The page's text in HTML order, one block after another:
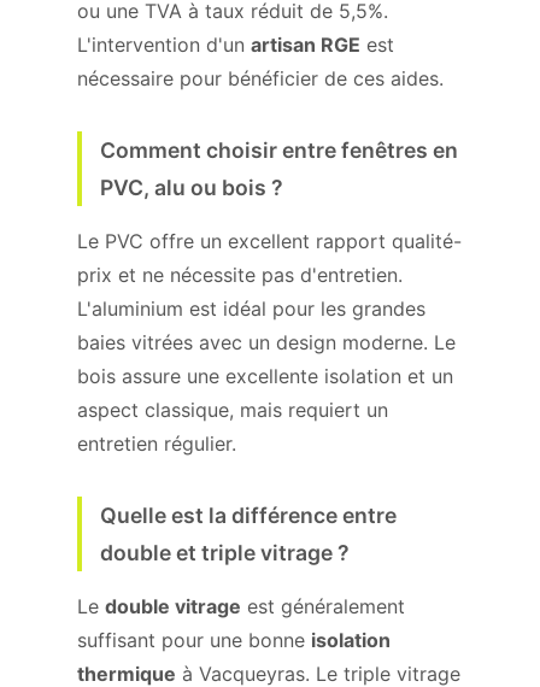
ou une TVA à taux réduit de 5,5%.
L'intervention d'un artisan RGE est
nécessaire pour bénéficier de ces aides.
Comment choisir entre fenêtres en
PVC, alu ou bois ?
Le PVC offre un excellent rapport qualité-
prix et ne nécessite pas d'entretien.
L'aluminium est idéal pour les grandes
baies vitrées avec un design moderne. Le
bois assure une excellente isolation et un
aspect classique, mais requiert un
entretien régulier.
Quelle est la différence entre
double et triple vitrage ?
Le double vitrage est généralement
suffisant pour une bonne isolation
thermique à Vacqueyras. Le triple vitrage